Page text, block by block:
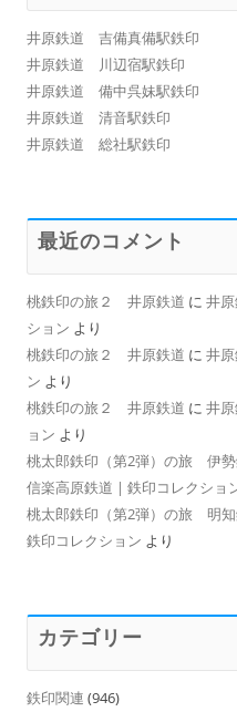
井原鉄道 吉備真備駅鉄印
井原鉄道 川辺宿駅鉄印
井原鉄道 備中呉妹駅鉄印
井原鉄道 清音駅鉄印
井原鉄道 総社駅鉄印
最近のコメント
桃鉄印の旅２ 井原鉄道 に 井
ション より
桃鉄印の旅２ 井原鉄道 に 井
ン より
桃鉄印の旅２ 井原鉄道 に 井
ョン より
桃太郎鉄印（第2弾）の旅 伊
信楽高原鉄道 | 鉄印コレクショ
桃太郎鉄印（第2弾）の旅 明
鉄印コレクション より
カテゴリー
鉄印関連 (946)